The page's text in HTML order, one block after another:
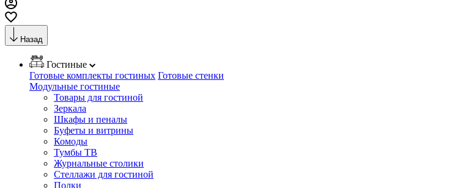
Назад
Гостиные
Готовые комплекты гостиных Готовые стенки
Модульные гостиные
Товары для гостиной
Зеркала
Шкафы и пеналы
Буфеты и витрины
Комоды
Тумбы ТВ
Журнальные столики
Стеллажи для гостиной
Полки